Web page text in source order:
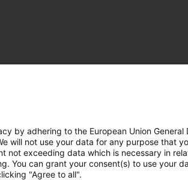
by adhering to the European Union General
will not use your data for any purpose that
not exceeding data which is necessary in
You can grant your consent(s) to use your
"Agree to all".